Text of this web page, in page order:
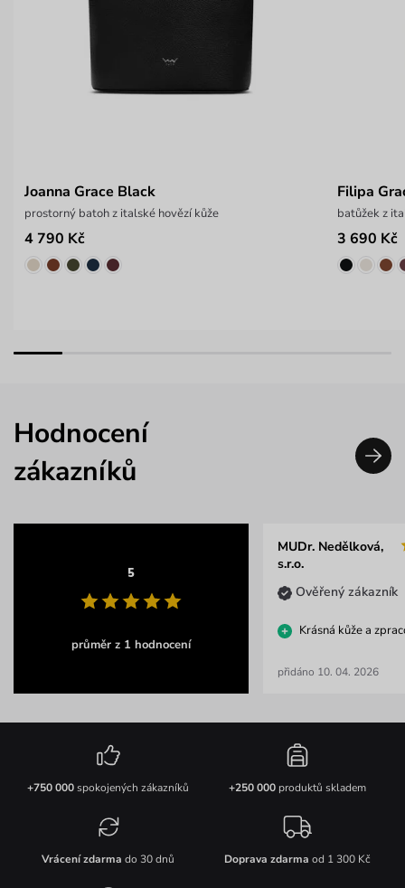
Joanna Grace Black
prostorný batoh z italské hovězí kůže
4 790 Kč
Filipa
batůžek z
3 690 Kč
Hodnocení
zákazníků
5
průměr z 1 hodnocení
MUDr. Nedělková,
s.r.o.
Ověřený zákazník
Krásná kůže a
přidáno 10. 04. 2026
+750 000spokojených zákazníků +250 000produktů skladem
Vrácení zdarma do 30 dnů Doprava zdarma od 1 300 Kč